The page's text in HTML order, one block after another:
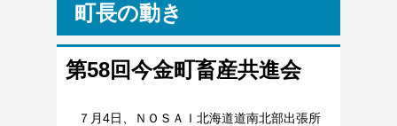
町長の動き
第58回今金町畜産共進会
７月4日、ＮＯＳＡＩ北海道道南北部出張所